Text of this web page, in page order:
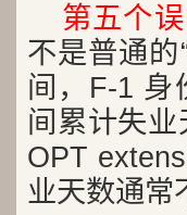
第五个误
不是普通的
间，F-1 身
间累计失
OPT
业天数通常